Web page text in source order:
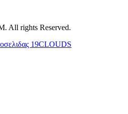
All rights Reserved.
19CLOUDS